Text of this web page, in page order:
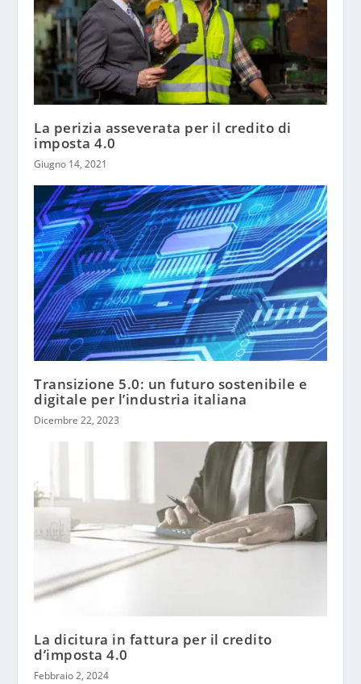
La perizia asseverata per il credito di
imposta 4.0
Giugno 14, 2021
Transizione 5.0: un futuro sostenibile e
digitale per l’industria italiana
Dicembre 22, 2023
La dicitura in fattura per il credito
d’imposta 4.0
Febbraio 2, 2024